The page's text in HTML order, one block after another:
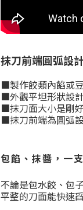
抹刀前端圓弧設
■製作餃類內餡或
■外觀平坦形狀設
■抹刀面大小是剛
■抹刀前端為圓弧
包餡、抹醬，一
不論是包水餃、包
平整的刀面能快速